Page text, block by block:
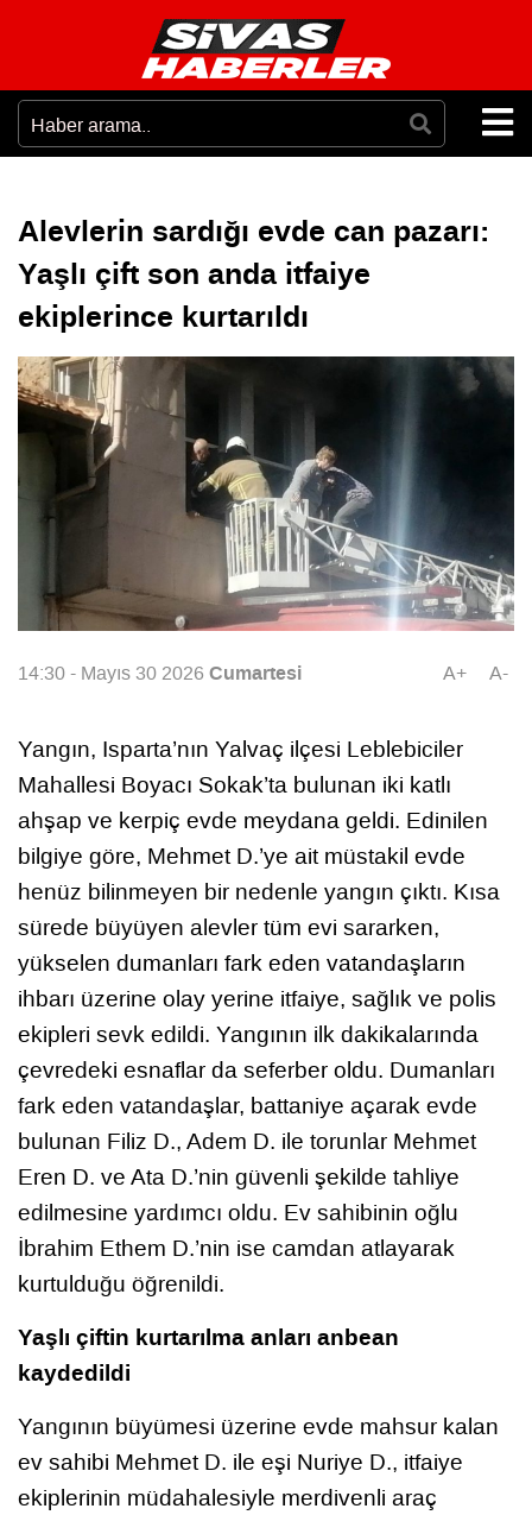
Alevlerin sardığı evde can pazarı:
Yaşlı çift son anda itfaiye
ekiplerince kurtarıldı
14:30 - Mayıs 30 2026 Cumartesi A+ A-
Yangın, Isparta’nın Yalvaç ilçesi Leblebiciler
Mahallesi Boyacı Sokak’ta bulunan iki katlı
ahşap ve kerpiç evde meydana geldi. Edinilen
bilgiye göre, Mehmet D.’ye ait müstakil evde
henüz bilinmeyen bir nedenle yangın çıktı. Kısa
sürede büyüyen alevler tüm evi sararken,
yükselen dumanları fark eden vatandaşların
ihbarı üzerine olay yerine itfaiye, sağlık ve polis
ekipleri sevk edildi. Yangının ilk dakikalarında
çevredeki esnaflar da seferber oldu. Dumanları
fark eden vatandaşlar, battaniye açarak evde
bulunan Filiz D., Adem D. ile torunlar Mehmet
Eren D. ve Ata D.’nin güvenli şekilde tahliye
edilmesine yardımcı oldu. Ev sahibinin oğlu
İbrahim Ethem D.’nin ise camdan atlayarak
kurtulduğu öğrenildi.
Yaşlı çiftin kurtarılma anları anbean
kaydedildi
Yangının büyümesi üzerine evde mahsur kalan
ev sahibi Mehmet D. ile eşi Nuriye D., itfaiye
ekiplerinin müdahalesiyle merdivenli araç